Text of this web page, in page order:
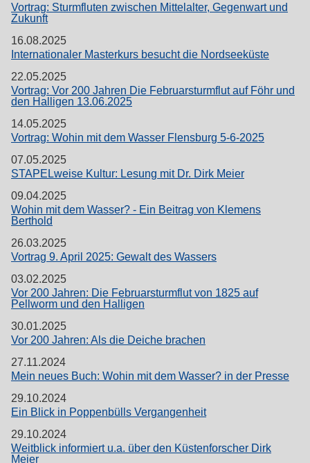
Vortrag: Sturmfluten zwischen Mittelalter, Gegenwart und
Zukunft
16.08.2025
Internationaler Masterkurs besucht die Nordseeküste
22.05.2025
Vortrag: Vor 200 Jahren Die Februarsturmflut auf Föhr und
den Halligen 13.06.2025
14.05.2025
Vortrag: Wohin mit dem Wasser Flensburg 5-6-2025
07.05.2025
STAPELweise Kultur: Lesung mit Dr. Dirk Meier
09.04.2025
Wohin mit dem Wasser? - Ein Beitrag von Klemens
Berthold
26.03.2025
Vortrag 9. April 2025: Gewalt des Wassers
03.02.2025
Vor 200 Jahren: Die Februarsturmflut von 1825 auf
Pellworm und den Halligen
30.01.2025
Vor 200 Jahren: Als die Deiche brachen
27.11.2024
Mein neues Buch: Wohin mit dem Wasser? in der Presse
29.10.2024
Ein Blick in Poppenbülls Vergangenheit
29.10.2024
Weitblick informiert u.a. über den Küstenforscher Dirk
Meier